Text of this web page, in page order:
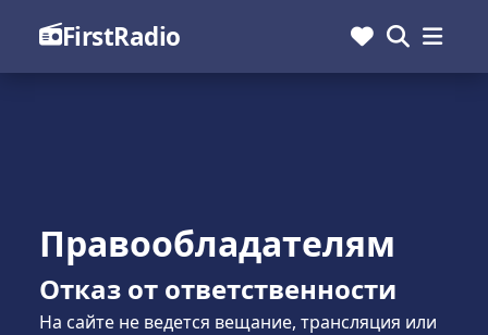
FirstRadio
Правообладателям
Отказ от ответственности
На сайте не ведется вещание, трансляция или